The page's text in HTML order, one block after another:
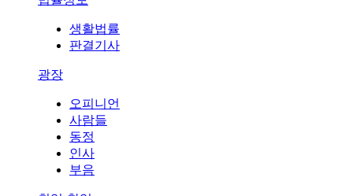
생활법률
판결기사
광장
오피니언
사람들
동정
인사
부음